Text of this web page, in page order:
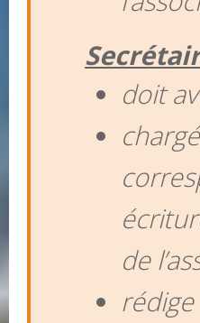
doit
de